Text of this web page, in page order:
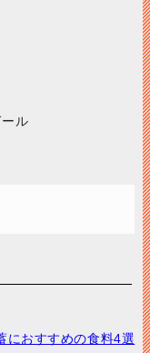
ル
におすすめの食料4選